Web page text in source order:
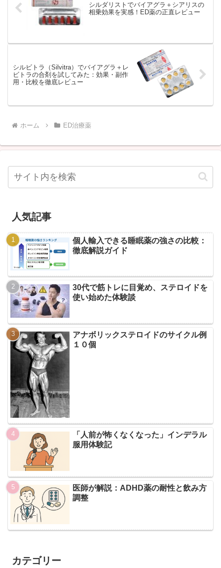
シルダリストでバイアグラ＋シアリスの
相乗効果を実感！ED薬の正直レビュー
シルビトラ（Silvitra）でバイアグラ＋レ
ビトラの合剤を試してみた：効果・副作
用・比較を徹底レビュー
ホーム ED治療薬
人気記事
個人輸入できる睡眠薬の強さの比較：
徹底解説ガイド
30代で筋トレに目覚め、ステロイドを
使い始めた体験談
アナボリックステロイドのサイクル例
１０個
「人前が怖くなくなった」インデラル
服用体験記
医師が解説：ADHD薬の耐性と飲み方
調整
カテゴリー